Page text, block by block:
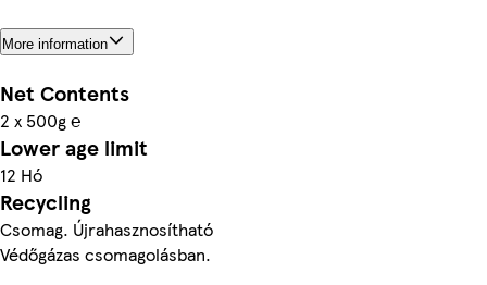
More information
Net Contents
2 x 500g ℮
Lower age limit
12 Hó
Recycling
Csomag. Újrahasznosítható
Védőgázas csomagolásban.